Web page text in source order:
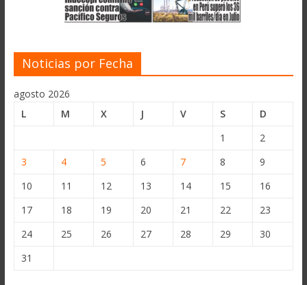
Noticias por Fecha
agosto 2026
L
M X J V S
D
1
2
3
4 5 6 7 8
9
10
11 12 13 14 15
16
17
18 19 20 21 22
23
24
25 26 27 28 29
30
31